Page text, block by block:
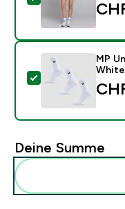
Dieses Produkt
MP
White
Deine Summe